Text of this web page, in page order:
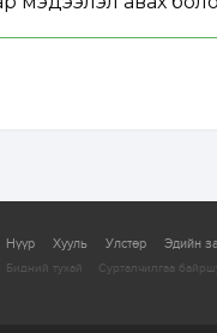
Нүүр Хууль Улстөр Эдийн
Бидний тухай Сурталчилгаа